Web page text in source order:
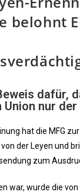
belohnt
dafür,
Union nur
hat die MFG
der Leyen und
zum
war, wurde die